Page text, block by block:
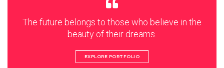
The future belongs to those who believe in the
beauty of their dreams.
EXPLORE PORTFOLIO